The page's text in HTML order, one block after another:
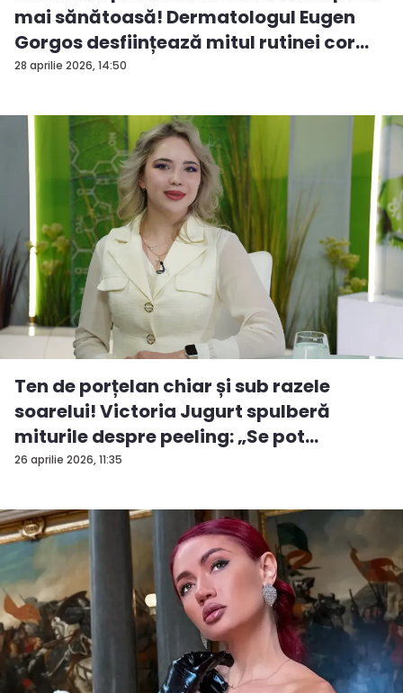
28 aprilie 2026, 14:50
mai sănătoasă! Dermatologul Eugen
Gorgos desființează mitul rutinei cor...
26 aprilie 2026, 11:35
Ten de porțelan chiar și sub razele
soarelui! Victoria Jugurt spulberă
miturile despre peeling: „Se pot
efectua...